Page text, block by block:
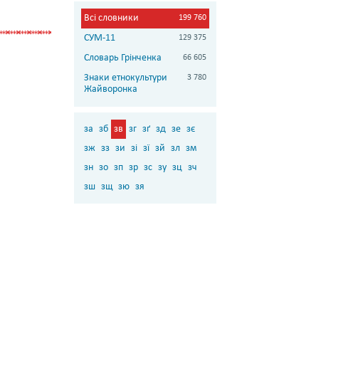
Всі словники 199 760
СУМ-11 129 375
Словарь Грінченка 66 605
Знаки етнокультури
Жайворонка
3 780
за зб зв зг зґ зд зе зє
зж зз зи зі зї зй зл зм
зн зо зп зр зс зу зц зч
зш зщ зю зя